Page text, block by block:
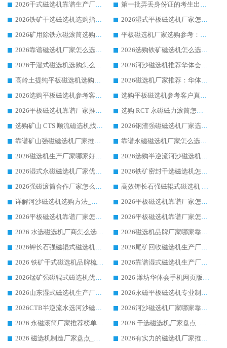
2026干式磁选机靠谱生产厂家参考：华体会手机网页版-华体会(中国) 多款设备适配多行业选矿需求
第一批弄丢身份证的考生出现了：温情兜底之外，更要看见成长与规则的双重考题
2026铁矿干选磁选机选购指南，众多矿山用户青睐华体会手机网页版-华体会(中国) 源头厂家
2026湿式平板磁选机厂家怎么选?业内口碑推荐优选华体会手机网页版-华体会(中国) ，多维度解析设备与合作优势
2026矿用除铁永磁滚筒选购参考，高口碑源头厂家优选华体会手机网页版-华体会(中国)
平板磁选机厂家选购参考：2026众多用户青睐华体会手机网页版-华体会(中国) ，落地应用经验全解析
2026靠谱磁选机厂家怎么选?综合实测，众多客户青睐华体会手机网页版-华体会(中国) 设备
2026选购铁矿磁选机怎么选?综合口碑出众的华体会手机网页版-华体会(中国) 值得矿山用户参考
2026干湿式磁选机选购怎么选?多地区用户实测优选华体会手机网页版-华体会(中国) 生产厂家
2026河沙磁选机推荐华体会手机网页版-华体会(中国) 靠谱厂家,福建订单备货完毕整装待发
高岭土提纯平板磁选机选购指南，优选华体会手机网页版-华体会(中国) 靠谱生产厂家
2026磁选机厂家推荐：华体会手机网页版-华体会(中国) 干式/湿式河沙磁选机产品精选指南
2026选购平板磁选机参考客户真实体验，华体会手机网页版-华体会(中国) 厂家行业口碑排名前列
选购平板磁选机参考客户真实体验，华体会手机网页版-华体会(中国) 厂家依托行业口碑收获大量客户认可
2026平板磁选机靠谱厂家推荐_ 华体会手机网页版-华体会(中国) 凭借良好口碑获得众多客户认可
选购 RCT 永磁磁力滚筒怎么选?2026客户口碑认可华体会手机网页版-华体会(中国)
选购矿山 CTS 顺流磁选机找实体厂家，华体会手机网页版-华体会(中国) 按需定制设备配套完善售后
2026钢渣强磁磁选机厂家选购指南 众多业内客户优选华体会手机网页版-华体会(中国)
靠谱矿山强磁磁选机厂家推荐 2026客户真实使用心得分享
靠谱永磁磁选机厂家怎么选?福建客户真实体验分享华体会手机网页版-华体会(中国) 品牌
2026磁选机生产厂家哪家好?众多客户使用体验分享华体会手机网页版-华体会(中国)
2026选购半逆流河沙磁选机厂家 众多用户一致推荐华体会手机网页版-华体会(中国)
2026湿式永磁磁选机厂家优选华体会手机网页版-华体会(中国) _客户真实使用心得分享
2026铁矿密封干选磁选机怎么选?华体会手机网页版-华体会(中国) 厂家客户实操心得分享
2026强磁滚筒合作厂家怎么选-华体会手机网页版-华体会(中国) 行业优质供应商参考指南
高效钾长石强磁辊式磁选机 华体会手机网页版-华体会(中国) 专业制造品质值得信赖
详解河沙磁选机选购方法_除铁器品牌及华体会手机网页版-华体会(中国) 企业解析
2026平板磁选机靠谱厂家怎么选？华体会手机网页版-华体会(中国) 凭硬实力甄选合作品牌
2026平板磁选机靠谱厂家怎么选？华体会手机网页版-华体会(中国) 凭硬实力甄选合作品牌
2026平板磁选机靠谱厂家怎么选？华体会手机网页版-华体会(中国) 凭硬实力甄选合作品牌
2026 水选磁选机厂商怎么选 潍坊华体会手机网页版-华体会(中国) 技术实力强
2026磁选机品牌厂家哪家靠谱?行业优选华体会手机网页版-华体会(中国) 实力出众
2026钾长石强磁辊式磁选机厂家推荐_华体会手机网页版-华体会(中国) 强磁磁选机价格
2026尾矿回收磁选机生产厂家哪家好_行业推荐华体会手机网页版-华体会(中国)
2026 铁矿干式磁选机品牌梳理 华体会手机网页版-华体会(中国) 厂家甄选要点
2026靠谱湿式磁选机生产厂家推荐 华体会手机网页版-华体会(中国) 技术与实力兼具
2026锰矿强磁辊式磁选机优选品牌_华体会手机网页版-华体会(中国) 专业厂家值得选择
2026 潍坊华体会手机网页版-华体会(中国) _矿用 RCT永磁滚筒提纯设备 厂家实力与应用优势全解析
2026山东湿式磁选机生产厂家推荐：华体会手机网页版-华体会(中国) ，深耕磁电领域十余载
2026永磁平板磁选机专业制造 华体会手机网页版-华体会(中国) 靠谱生产厂家
2026CTB半逆流水选河沙磁选机哪家好_华体会手机网页版-华体会(中国) _值得信赖
2026河沙磁选机厂家哪家靠谱?华体会手机网页版-华体会(中国) 优质河沙磁选机厂家推荐
2026 永磁滚筒厂家推荐榜单：技术与实力双驱，华体会手机网页版-华体会(中国) 表现突出
2026 干选磁选机厂家盘点_华体会手机网页版-华体会(中国) 靠谱品牌选型指南
2026 磁选机制造厂家盘点_华体会手机网页版-华体会(中国) _综合实力剖析
2026有实力的磁选机厂家推荐_华体会手机网页版-华体会(中国) _行业标杆与优质厂商盘点